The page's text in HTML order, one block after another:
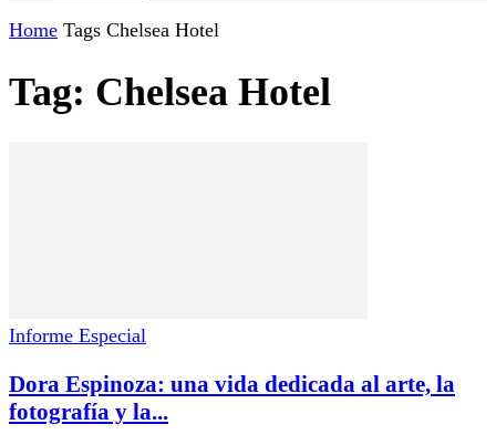
Home Tags Chelsea Hotel
Tag: Chelsea Hotel
Informe Especial
Dora Espinoza: una vida dedicada al arte, la
fotografía y la...